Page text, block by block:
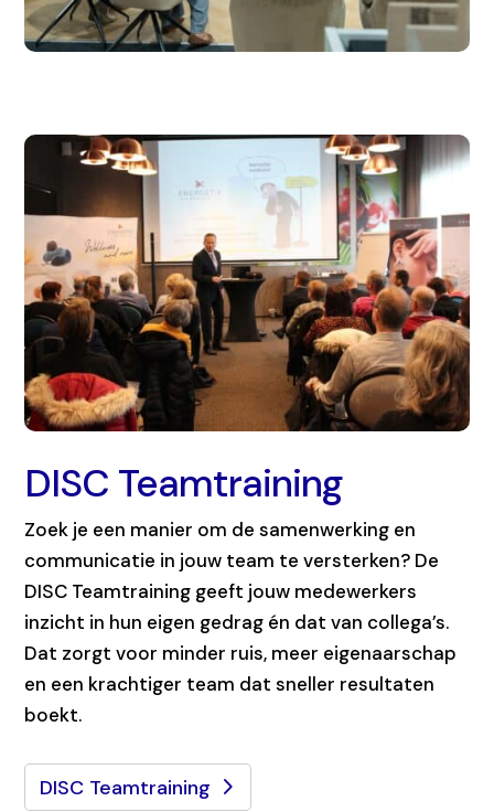
DISC Teamtraining
Zoek je een manier om de samenwerking en
communicatie in jouw team te versterken? De
DISC Teamtraining geeft jouw medewerkers
inzicht in hun eigen gedrag én dat van collega’s.
Dat zorgt voor minder ruis, meer eigenaarschap
en een krachtiger team dat sneller resultaten
boekt.
DISC Teamtraining